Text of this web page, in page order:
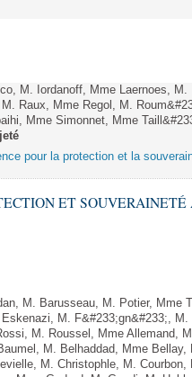
M. Iordanoff, Mme Laernoes,
Raux, Mme Regol, M.
Mme Simonnet, Mme
pour la protection et la
ET SOUVERAINETÉ
M. Barusseau, M. Potier, Mme
M. F&#233;gn&#233;,
M. Roussel, Mme Allemand,
M. Belhaddad, Mme
M. Christophle, M.